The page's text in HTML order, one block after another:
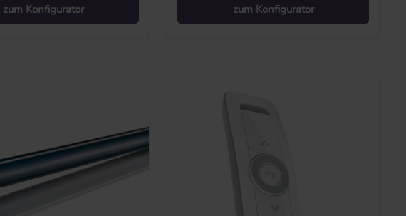
zum Konfigurator zum Konfigurator